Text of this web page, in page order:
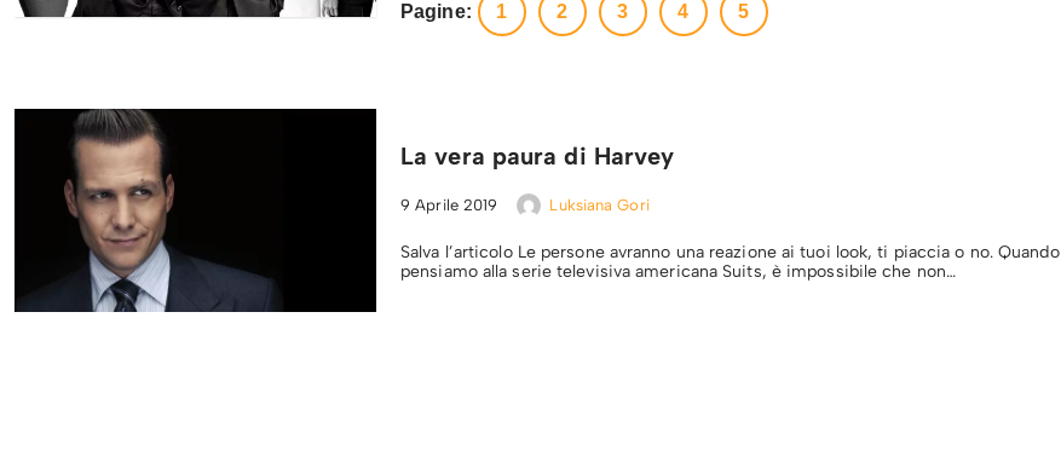
Pagine: 1 2 3 4 5
La vera paura di Harvey
9 Aprile 2019 Luksiana Gori
Salva l’articolo Le persone avranno una reazione ai tuoi look, ti piaccia o no. Quando
pensiamo alla serie televisiva americana Suits, è impossibile che non…